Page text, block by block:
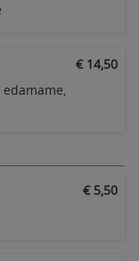
€ 14,50
€ 5,50